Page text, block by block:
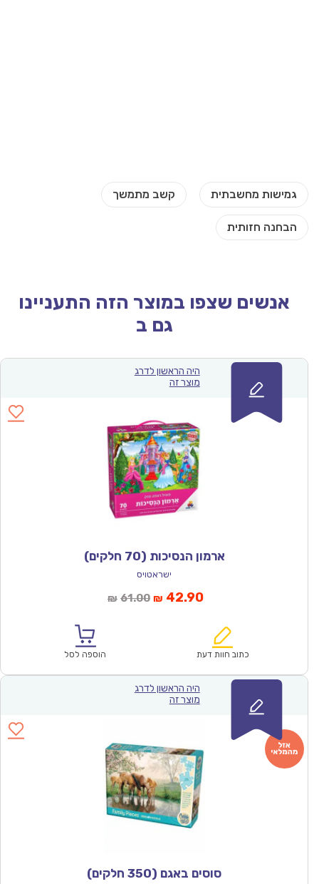
אנשים שצפו במוצר הזה התעניינו
גם ב
היה הראשון לדרג
מוצר זה
ארמון הנסיכות (70 חלקים)
ישראטויס
₪ 61.00המחיר
₪61.00.
₪ 42.90המחיר
הוא:
כתוב חוות דעת הוספה לסל
היה הראשון לדרג
מוצר זה
סוסים באגם (350 חלקים)